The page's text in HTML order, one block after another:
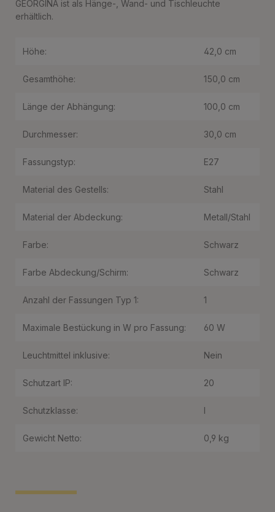
GEORGINA ist als Hänge-, Wand- und Tischleuchte
erhältlich.
Höhe: 42,0 cm
Gesamthöhe: 150,0 cm
Länge der Abhängung: 100,0 cm
Durchmesser: 30,0 cm
Fassungstyp: E27
Material des Gestells: Stahl
Material der Abdeckung: Metall/Stahl
Farbe: Schwarz
Farbe Abdeckung/Schirm: Schwarz
Anzahl der Fassungen Typ 1: 1
Maximale Bestückung in W pro Fassung: 60 W
Leuchtmittel inklusive: Nein
Schutzart IP: 20
Schutzklasse: I
Gewicht Netto: 0,9 kg